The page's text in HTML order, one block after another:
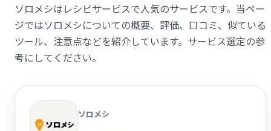
ソロメシはレシピサービスで人気のサービスです。当ペー
ジではソロメシについての概要、評価、口コミ、似ている
ツール、注意点などを紹介しています。サービス選定の参
考にしてください。
ソロメシ